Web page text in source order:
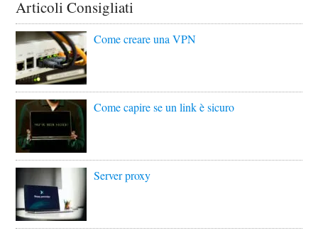
Articoli Consigliati
Come creare una VPN
Come capire se un link è sicuro
Server proxy